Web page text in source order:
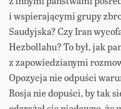
i wspierającymi grupy
Saudyjska? Czy Iran
Hezbollahu? To był, jak
z zapowiedzianymi
Opozycja nie odpuści
Rosja nie dopuści, by tak